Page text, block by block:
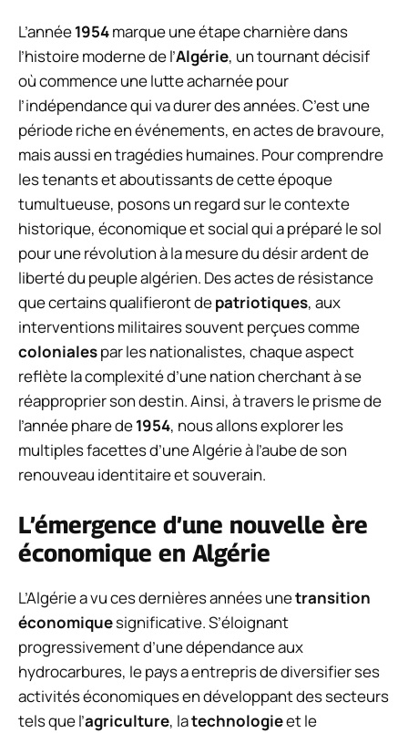
L’année1954marque une étape charnière dans
l’histoire moderne de l’Algérie, un tournant décisif
où commence une lutte acharnée pour
l’indépendance qui va durer des années. C’est une
période riche en événements, en actes de bravoure,
mais aussi en tragédies humaines. Pour comprendre
les tenants et aboutissants de cette époque
tumultueuse, posons un regard sur le contexte
historique, économique et social qui a préparé le sol
pour une révolution à la mesure du désir ardent de
liberté du peuple algérien. Des actes de résistance
que certains qualifieront depatriotiques, aux
interventions militaires souvent perçues comme
colonialespar les nationalistes, chaque aspect
reflète la complexité d’une nation cherchant à se
réapproprier son destin. Ainsi, à travers le prisme de
l’année phare de1954, nous allons explorer les
multiples facettes d’une Algérie à l’aube de son
renouveau identitaire et souverain.
L’émergence d’une nouvelle ère
économique en Algérie
L’Algérie a vu ces dernières années unetransition
économiquesignificative. S’éloignant
progressivement d’une dépendance aux
hydrocarbures, le pays a entrepris de diversifier ses
activités économiques en développant des secteurs
tels que l’agriculture, latechnologieet le